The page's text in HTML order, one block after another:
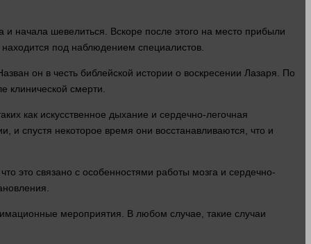
и начала шевелиться. Вскоре после этого на место прибыли
под наблюдением специалистов.
он в честь библейской истории о воскресении Лазаря. По
клинической смерти
как искусственное дыхание и сердечно-легочная
и спустя некоторое время они восстанавливаются, что и
это связано с особенностями работы мозга и сердечно-
мероприятия. В любом случае , такие случаи